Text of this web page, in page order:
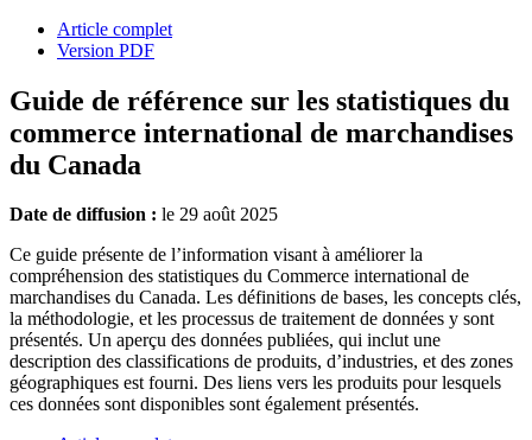
Article complet
Version PDF
Guide de référence sur les statistiques du
commerce international de marchandises
du Canada
Date de diffusion : le 29 août 2025
Ce guide présente de l’information visant à améliorer la
compréhension des statistiques du Commerce international de
marchandises du Canada. Les définitions de bases, les concepts clés,
la méthodologie, et les processus de traitement de données y sont
présentés. Un aperçu des données publiées, qui inclut une
description des classifications de produits, d’industries, et des zones
géographiques est fourni. Des liens vers les produits pour lesquels
ces données sont disponibles sont également présentés.